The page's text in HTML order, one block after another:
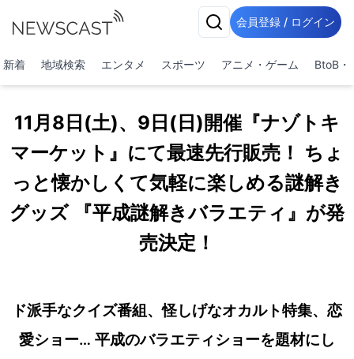
会員登録 / ログイン
新着 地域検索 エンタメ スポーツ アニメ・ゲーム BtoB・
11月8日(土)、9日(日)開催『ナゾトキ
マーケット』にて最速先行販売！ ちょ
っと懐かしくて気軽に楽しめる謎解き
グッズ 『平成謎解きバラエティ』が発
売決定！
ド派手なクイズ番組、怪しげなオカルト特集、恋
愛ショー… 平成のバラエティショーを題材にし